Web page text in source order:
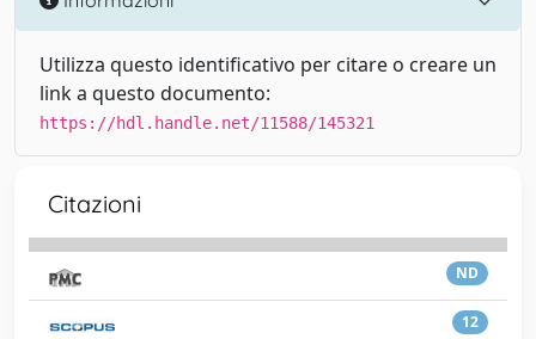
Utilizza questo identificativo per citare o creare un
link a questo documento:
https://hdl.handle.net/11588/145321
Citazioni
ND
12